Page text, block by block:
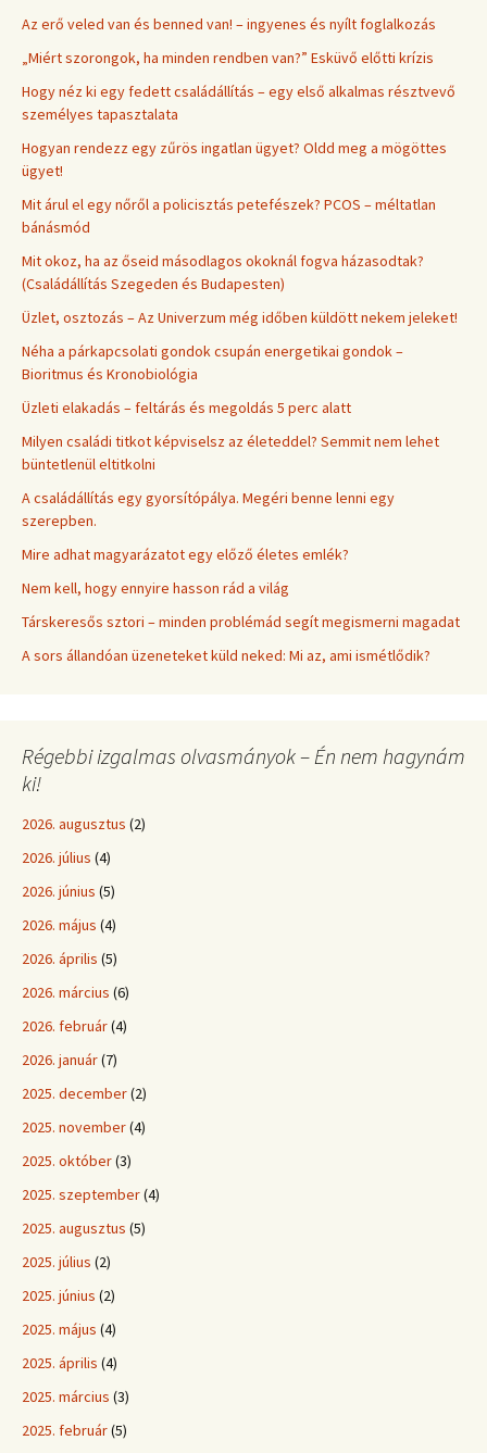
Az erő veled van és benned van! – ingyenes és nyílt foglalkozás
„Miért szorongok, ha minden rendben van?” Esküvő előtti krízis
Hogy néz ki egy fedett családállítás – egy első alkalmas résztvevő
személyes tapasztalata
Hogyan rendezz egy zűrös ingatlan ügyet? Oldd meg a mögöttes
ügyet!
Mit árul el egy nőről a policisztás petefészek? PCOS – méltatlan
bánásmód
Mit okoz, ha az őseid másodlagos okoknál fogva házasodtak?
(Családállítás Szegeden és Budapesten)
Üzlet, osztozás – Az Univerzum még időben küldött nekem jeleket!
Néha a párkapcsolati gondok csupán energetikai gondok –
Bioritmus és Kronobiológia
Üzleti elakadás – feltárás és megoldás 5 perc alatt
Milyen családi titkot képviselsz az életeddel? Semmit nem lehet
büntetlenül eltitkolni
A családállítás egy gyorsítópálya. Megéri benne lenni egy
szerepben.
Mire adhat magyarázatot egy előző életes emlék?
Nem kell, hogy ennyire hasson rád a világ
Társkeresős sztori – minden problémád segít megismerni magadat
A sors állandóan üzeneteket küld neked: Mi az, ami ismétlődik?
Régebbi izgalmas olvasmányok – Én nem hagynám
ki!
2026. augusztus (2)
2026. július (4)
2026. június (5)
2026. május (4)
2026. április (5)
2026. március (6)
2026. február(4)
2026. január(7)
2025. december(2)
2025. november(4)
2025. október(3)
2025. szeptember(4)
2025. augusztus (5)
2025. július (2)
2025. június (2)
2025. május (4)
2025. április (4)
2025. március (3)
2025. február(5)